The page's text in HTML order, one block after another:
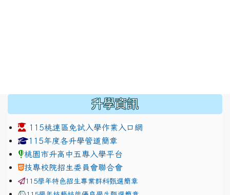
升學資訊
115桃連區免試入學作業入口網
link to https://www.jhjhs.tyc.edu.tw/modules/
115年度各升學管道簡章
桃園市升高中五專入學平台
技專校院招生委員會聯合會
115學年特色招生專業群科甄選簡章